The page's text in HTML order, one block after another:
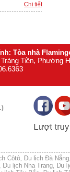
Chi tiết
Tòa nhà
Tiền, Phường
Lượt
Côtô, Du lịch Đà Nẵng,
, Du lịch Nha Trang, Du